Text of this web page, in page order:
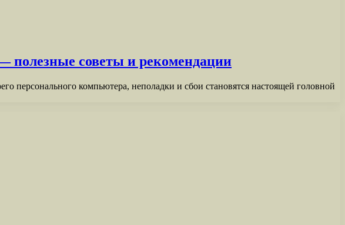
полезные советы и рекомендации
персонального компьютера, неполадки и сбои становятся настоящей головной